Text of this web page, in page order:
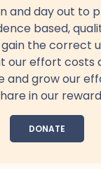
and day out to
based,
the correct
our effort costs
and grow our
in our
DONATE